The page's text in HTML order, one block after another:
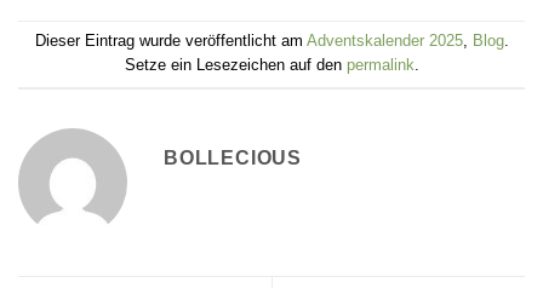
Dieser Eintrag wurde veröffentlicht am Adventskalender 2025, Blog.
Setze ein Lesezeichen auf den permalink.
BOLLECIOUS